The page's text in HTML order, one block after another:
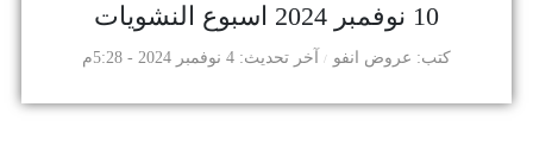
10 نوفمبر 2024 اسبوع النشويات
كتب عروض انفو آخر تحديث 4 نوفمبر 2024 - 5:28م